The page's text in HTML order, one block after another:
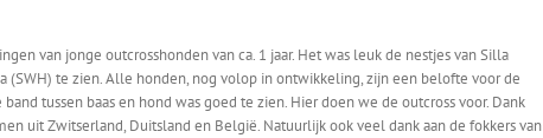
van jonge outcrosshonden van ca. 1 jaar. Het was leuk de nestjes van Silla
(SWH) te zien. Alle honden, nog volop in ontwikkeling, zijn een belofte voor de
tussen baas en hond was goed te zien. Hier doen we de outcross voor. Dank
uit Zwitserland, Duitsland en België. Natuurlijk ook veel dank aan de fokkers van